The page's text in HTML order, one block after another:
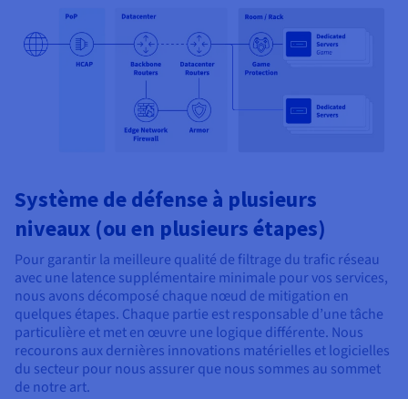
Système de défense à plusieurs
niveaux (ou en plusieurs étapes)
Pour garantir la meilleure qualité de filtrage du trafic réseau
avec une latence supplémentaire minimale pour vos services,
nous avons décomposé chaque nœud de mitigation en
quelques étapes. Chaque partie est responsable d’une tâche
particulière et met en œuvre une logique différente. Nous
recourons aux dernières innovations matérielles et logicielles
du secteur pour nous assurer que nous sommes au sommet
de notre art.